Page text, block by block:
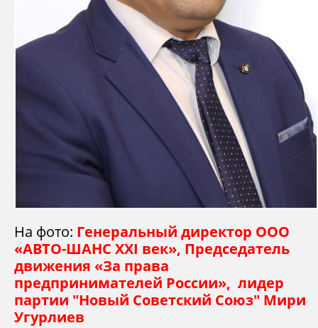
На фото: Генеральный директор ООО
«АВТО-ШАНС XXI век», Председатель
движения «За права
предпринимателей России», лидер
партии "Новый Советский Союз" Мири
Угурлиев